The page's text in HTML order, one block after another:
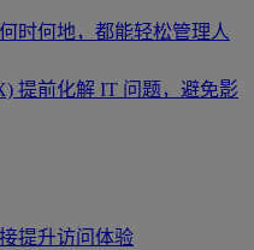
时何地，都能轻松管理人
提前化解 IT 问题，避免影
提升访问体验